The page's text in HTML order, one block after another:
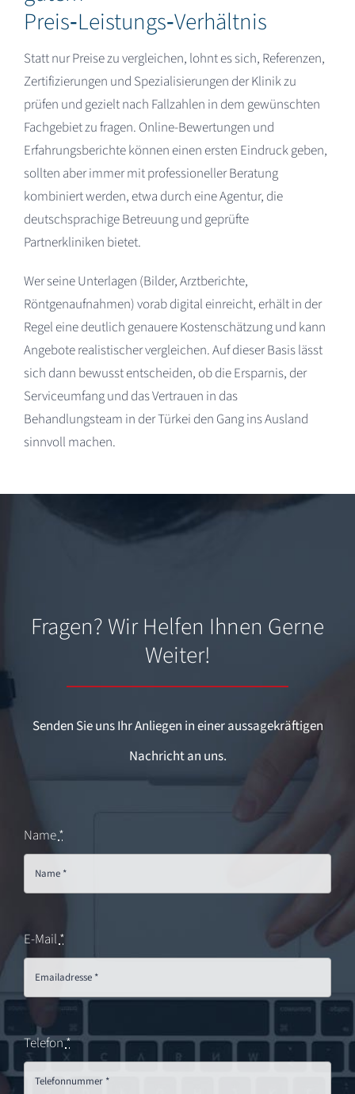
Preis‑Leistungs‑Verhältnis
Statt nur Preise zu vergleichen, lohnt es sich, Referenzen,
Zertifizierungen und Spezialisierungen der Klinik zu
prüfen und gezielt nach Fallzahlen in dem gewünschten
Fachgebiet zu fragen. Online-Bewertungen und
Erfahrungsberichte können einen ersten Eindruck geben,
sollten aber immer mit professioneller Beratung
kombiniert werden, etwa durch eine Agentur, die
deutschsprachige Betreuung und geprüfte
Partnerkliniken bietet.​
Wer seine Unterlagen (Bilder, Arztberichte,
Röntgenaufnahmen) vorab digital einreicht, erhält in der
Regel eine deutlich genauere Kostenschätzung und kann
Angebote realistischer vergleichen. Auf dieser Basis lässt
sich dann bewusst entscheiden, ob die Ersparnis, der
Serviceumfang und das Vertrauen in das
Behandlungsteam in der Türkei den Gang ins Ausland
sinnvoll machen.
Fragen? Wir Helfen Ihnen Gerne
Weiter!
Senden Sie uns Ihr Anliegen in einer aussagekräftigen
Nachricht an uns.
Name*
E-Mail*
Telefon*